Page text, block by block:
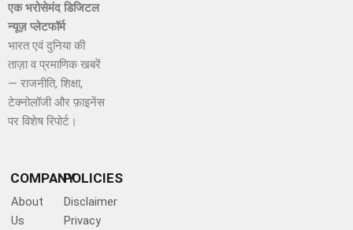
एक भरोसेमंद डिजिटल
न्यूज़ प्लेटफॉर्म
भारत एवं दुनिया की
ताज़ा व प्रमाणिक खबरें
— राजनीति, शिक्षा,
टेक्नोलॉजी और फ़ाइनेंस
पर विशेष रिपोर्ट।
COMPANY
About
Us
POLICIES
Disclaimer
Privacy